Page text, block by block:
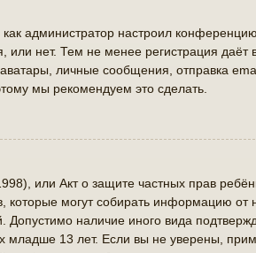
как администратор настроил
или нет. Тем не менее регистрация
личные сообщения, отправка
мы рекомендуем это сделать.
или Акт о защите частных прав
которые могут собирать информацию
Допустимо наличие иного вида
13 лет. Если вы не уверены,